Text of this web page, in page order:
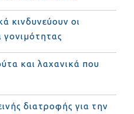
κινδυνεύουν οι
και λαχανικά που
διατροφής για την